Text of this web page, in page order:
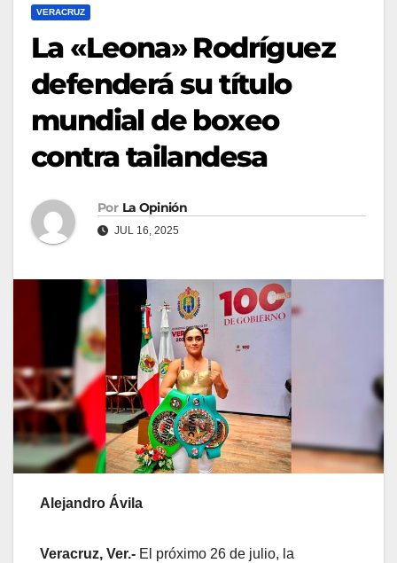
VERACRUZ
La «Leona» Rodríguez
defenderá su título
mundial de boxeo
contra tailandesa
Por La Opinión
JUL 16, 2025
Alejandro Ávila
Veracruz, Ver.- El próximo 26 de julio, la